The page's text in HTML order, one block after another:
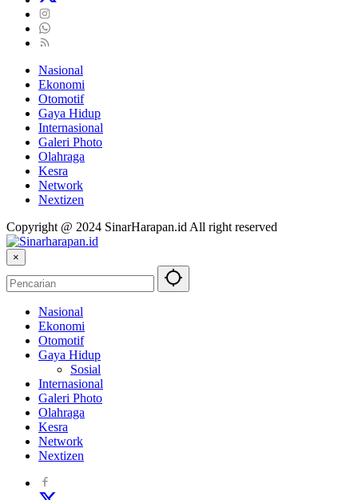
Nasional
Ekonomi
Otomotif
Gaya Hidup
Internasional
Galeri Photo
Olahraga
Kesra
Network
Nextizen
Copyright @ 2024 SinarHarapan.id All right reserved
×
Nasional
Ekonomi
Otomotif
Gaya Hidup
Sosial
Internasional
Galeri Photo
Olahraga
Kesra
Network
Nextizen